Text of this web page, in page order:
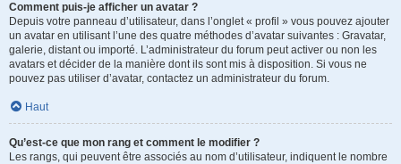
Comment puis-je afficher un avatar ?
Depuis votre panneau d’utilisateur, dans l’onglet « profil » vous pouvez ajouter
un avatar en utilisant l’une des quatre méthodes d’avatar suivantes : Gravatar,
galerie, distant ou importé. L’administrateur du forum peut activer ou non les
avatars et décider de la manière dont ils sont mis à disposition. Si vous ne
pouvez pas utiliser d’avatar, contactez un administrateur du forum.
Haut
Qu’est-ce que mon rang et comment le modifier ?
Les rangs, qui peuvent être associés au nom d’utilisateur, indiquent le nombre